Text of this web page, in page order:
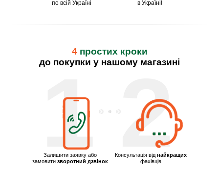
по всій Україні в Україні!
1 2
Залишити заявку або
замовити зворотний дзвінок
Консультація від найкращих
фахівців
4 простих кроки
до покупки у нашому магазині